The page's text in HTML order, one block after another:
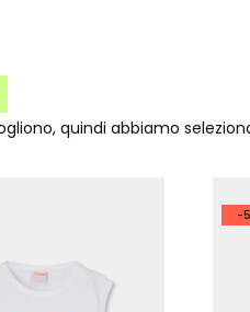
quindi abbiamo
-